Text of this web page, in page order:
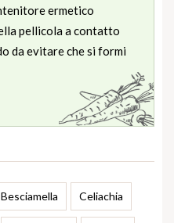
ermetico
pellicola a contatto
da evitare che si formi
Besciamella Celiachia